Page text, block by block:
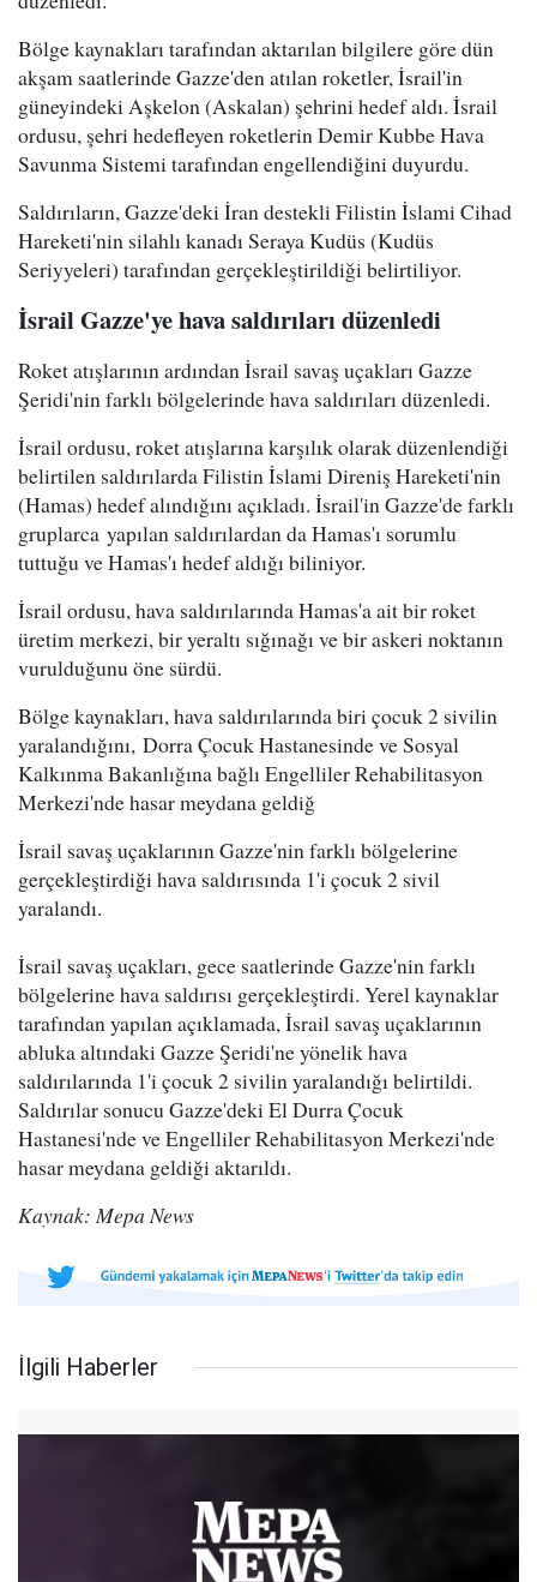
Bölge kaynakları tarafından aktarılan bilgilere göre dün
akşam saatlerinde Gazze'den atılan roketler, İsrail'in
güneyindeki Aşkelon (Askalan) şehrini hedef aldı. İsrail
ordusu, şehri hedefleyen roketlerin Demir Kubbe Hava
Savunma Sistemi tarafından engellendiğini duyurdu.
Saldırıların, Gazze'deki İran destekli Filistin İslami Cihad
Hareketi'nin silahlı kanadı Seraya Kudüs (Kudüs
Seriyyeleri) tarafından gerçekleştirildiği belirtiliyor.
İsrail Gazze'ye hava saldırıları düzenledi
Roket atışlarının ardından İsrail savaş uçakları Gazze
Şeridi'nin farklı bölgelerinde hava saldırıları düzenledi.
İsrail ordusu, roket atışlarına karşılık olarak düzenlendiği
belirtilen saldırılarda Filistin İslami Direniş Hareketi'nin
(Hamas) hedef alındığını açıkladı. İsrail'in Gazze'de farklı
gruplarca yapılan saldırılardan da Hamas'ı sorumlu
tuttuğu ve Hamas'ı hedef aldığı biliniyor.
İsrail ordusu, hava saldırılarında Hamas'a ait bir roket
üretim merkezi, bir yeraltı sığınağı ve bir askeri noktanın
vurulduğunu öne sürdü.
Bölge kaynakları, hava saldırılarında biri çocuk 2 sivilin
yaralandığını, Dorra Çocuk Hastanesinde ve Sosyal
Kalkınma Bakanlığına bağlı Engelliler Rehabilitasyon
Merkezi'nde hasar meydana geldiğ
İsrail savaş uçaklarının Gazze'nin farklı bölgelerine
gerçekleştirdiği hava saldırısında 1'i çocuk 2 sivil
yaralandı.
İsrail savaş uçakları, gece saatlerinde Gazze'nin farklı
bölgelerine hava saldırısı gerçekleştirdi. Yerel kaynaklar
tarafından yapılan açıklamada, İsrail savaş uçaklarının
abluka altındaki Gazze Şeridi'ne yönelik hava
saldırılarında 1'i çocuk 2 sivilin yaralandığı belirtildi.
Saldırılar sonucu Gazze'deki El Durra Çocuk
Hastanesi'nde ve Engelliler Rehabilitasyon Merkezi'nde
hasar meydana geldiği aktarıldı.
Kaynak: Mepa News
İlgili Haberler